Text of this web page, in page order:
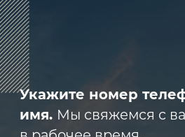
ООО «АРМЕТ РУС» Юридический адрес:
ул. 2-я Брянская, д.34А, офис 401
Эксклюзивный представитель
завода